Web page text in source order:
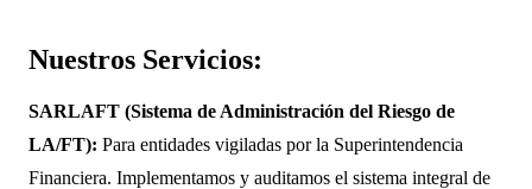
Nuestros Servicios:
SARLAFT (Sistema de Administración del Riesgo de
LA/FT): Para entidades vigiladas por la Superintendencia
Financiera. Implementamos y auditamos el sistema integral de